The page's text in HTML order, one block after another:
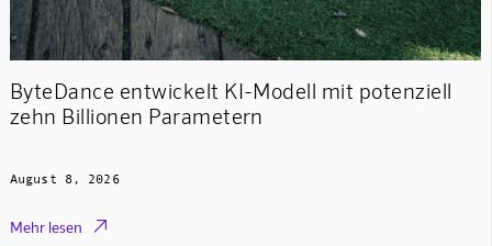
ByteDance entwickelt KI-Modell mit potenziell
zehn Billionen Parametern
August 8, 2026
Mehr lesen 